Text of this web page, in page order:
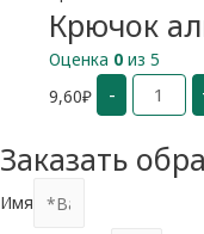
Крючок
Оценка 0 из 5
9,60₽ - Крючок
Заказать
Имя